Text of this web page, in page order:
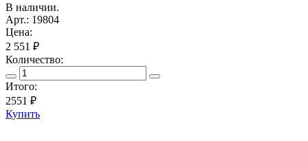
В наличии.
Арт.: 19804
Цена:
2 551 ₽
Количество:
Итого:
2551 ₽
Купить